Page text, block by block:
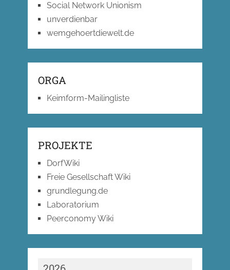
Social Network Unionism
unverdienbar
wemgehoertdiewelt.de
ORGA
Keimform-Mailingliste
PROJEKTE
DorfWiki
Freie Gesellschaft Wiki
grundlegung.de
Laboratorium
Peerconomy Wiki